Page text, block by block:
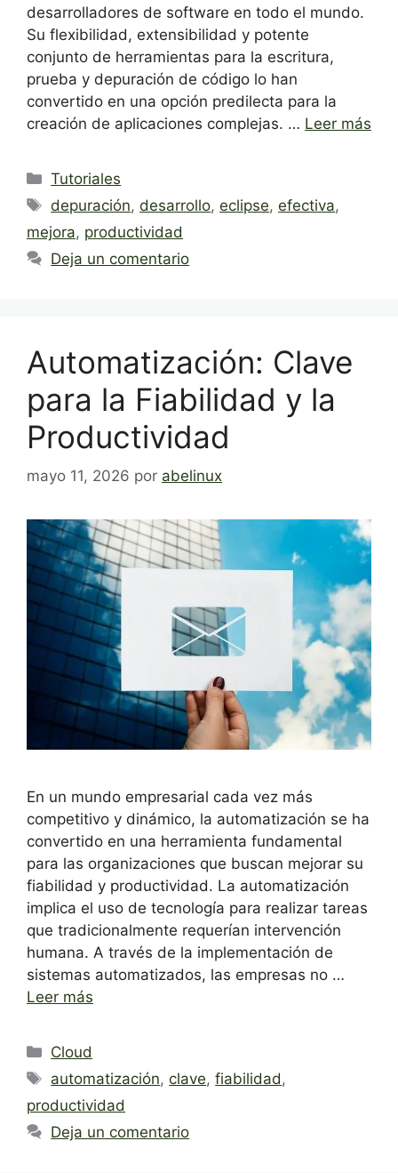
desarrolladores de software en todo el mundo.
Su flexibilidad, extensibilidad y potente
conjunto de herramientas para la escritura,
prueba y depuración de código lo han
convertido en una opción predilecta para la
creación de aplicaciones complejas. … Leer más
Categorías
Tutoriales
Etiquetas
depuración,desarrollo,eclipse,efectiva,
mejora, productividad
Deja un comentario
Automatización: Clave
para la Fiabilidad y la
Productividad
mayo 11, 2026 por abelinux
En un mundo empresarial cada vez más
competitivo y dinámico, la automatización se ha
convertido en una herramienta fundamental
para las organizaciones que buscan mejorar su
fiabilidad y productividad. La automatización
implica el uso de tecnología para realizar tareas
que tradicionalmente requerían intervención
humana. A través de la implementación de
sistemas automatizados, las empresas no …
Leer más
Categorías
Cloud
Etiquetas
automatización,clave,fiabilidad,
productividad
Deja un comentario